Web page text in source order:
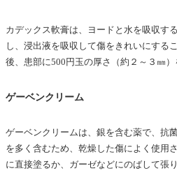
カデックス軟膏は、ヨードと水を吸収す
し、浸出液を吸収して傷をきれいにする
後、患部に500円玉の厚さ（約２～３㎜）
ゲーベンクリーム
ゲーベンクリームは、銀を含む薬で、抗
を多く含むため、乾燥した傷によく使用
に直接塗るか、ガーゼなどにのばして張り